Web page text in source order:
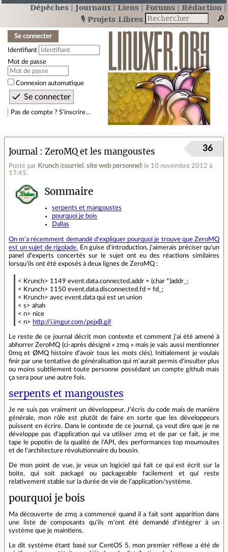
Dépêches Journaux Liens Forums
Rédaction
🎙️ Projets Libres
Se connecter
Identifiant
Mot de passe
Connexion automatique
Pas de compte ? S’inscrire…
Journal ZeroMQ et les mangoustes
Posté par Krunch (courriel , site web personnel ) le 10 novembre 2012 à
17:45.
36
Sommaire
serpents et mangoustes
pourquoi je bois
Dallas
On m'a récemment demandé d'expliquer pourquoi je trouve que ZeroMQ
est un sujet de rigolade. En guise d'introduction, j'aimerais préciser qu'un
panel d'experts concertés sur le sujet ont eu des réactions similaires
lorsqu'ils ont été exposés à deux lignes de ZeroMQ :
< Krunch> 1149 event.data.connected.addr = (char *)addr_;
< Krunch> 1150 event.data.disconnected.fd = fd_;
< Krunch> avec event.data qui est un union
< s> ahah
< n> nice
< n> http://i.imgur.com/pejxB.gif
Le reste de ce journal décrit mon contexte et comment j'ai été amené à
abhorrer ZeroMQ (ci-après désigné « zmq » mais je vais aussi mentionner
0mq et ØMQ histoire d'avoir tous les mots clés). Initialement je voulais
finir par une tentative de généralisation qui m'aurait permis d'insulter plus
ou moins subtilement toute personne possédant un compte github mais
ça sera pour une autre fois.
serpents et mangoustes
Je ne suis pas vraiment un développeur. J'écris du code mais de manière
générale, mon rôle est plutôt de faire en sorte que les développeurs
puissent en écrire. Dans le contexte de ce journal, ça veut dire que je ne
développe pas d'application qui va utiliser zmq et de par ce fait, je me
tape le popotin de la qualité de l'API, des performances top moumoutes
et de l'architecture révolutionnaire du bousin.
De mon point de vue, je veux un logiciel qui fait ce qui est écrit sur la
boite, qui soit packagé ou packageable facilement et qui reste
relativement stable sur la durée de vie de l'application/système.
pourquoi je bois
Ma découverte de zmq a commencé quand il a fait sont apparition dans
une liste de composants qu'ils m'ont été demandé d'intégrer à un
système que je maintiens.
Le dit système étant basé sur CentOS 5, mon premier réflexe a été de